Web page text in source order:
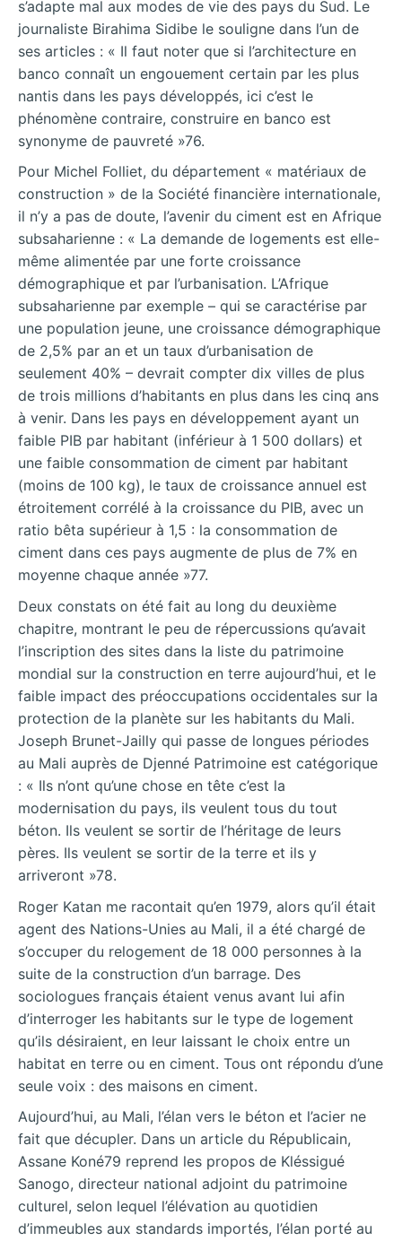
s’adapte mal aux modes de vie des pays du Sud. Le
journaliste Birahima Sidibe le souligne dans l’un de
ses articles : « Il faut noter que si l’architecture en
banco connaît un engouement certain par les plus
nantis dans les pays développés, ici c’est le
phénomène contraire, construire en banco est
synonyme de pauvreté »76.
Pour Michel Folliet, du département « matériaux de
construction » de la Société financière internationale,
il n’y a pas de doute, l’avenir du ciment est en Afrique
subsaharienne : « La demande de logements est elle-
même alimentée par une forte croissance
démographique et par l’urbanisation. L’Afrique
subsaharienne par exemple – qui se caractérise par
une population jeune, une croissance démographique
de 2,5% par an et un taux d’urbanisation de
seulement 40% – devrait compter dix villes de plus
de trois millions d’habitants en plus dans les cinq ans
à venir. Dans les pays en développement ayant un
faible PIB par habitant (inférieur à 1 500 dollars) et
une faible consommation de ciment par habitant
(moins de 100 kg), le taux de croissance annuel est
étroitement corrélé à la croissance du PIB, avec un
ratio bêta supérieur à 1,5 : la consommation de
ciment dans ces pays augmente de plus de 7% en
moyenne chaque année »77.
Deux constats on été fait au long du deuxième
chapitre, montrant le peu de répercussions qu’avait
l’inscription des sites dans la liste du patrimoine
mondial sur la construction en terre aujourd’hui, et le
faible impact des préoccupations occidentales sur la
protection de la planète sur les habitants du Mali.
Joseph Brunet-Jailly qui passe de longues périodes
au Mali auprès de Djenné Patrimoine est catégorique
: « Ils n’ont qu’une chose en tête c’est la
modernisation du pays, ils veulent tous du tout
béton. Ils veulent se sortir de l’héritage de leurs
pères. Ils veulent se sortir de la terre et ils y
arriveront »78.
Roger Katan me racontait qu’en 1979, alors qu’il était
agent des Nations-Unies au Mali, il a été chargé de
s’occuper du relogement de 18 000 personnes à la
suite de la construction d’un barrage. Des
sociologues français étaient venus avant lui afin
d’interroger les habitants sur le type de logement
qu’ils désiraient, en leur laissant le choix entre un
habitat en terre ou en ciment. Tous ont répondu d’une
seule voix : des maisons en ciment.
Aujourd’hui, au Mali, l’élan vers le béton et l’acier ne
fait que décupler. Dans un article du Républicain,
Assane Koné79 reprend les propos de Kléssigué
Sanogo, directeur national adjoint du patrimoine
culturel, selon lequel l’élévation au quotidien
d’immeubles aux standards importés, l’élan porté au